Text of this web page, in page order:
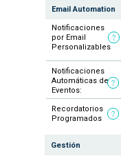
Notificaciones
por Email
Personalizables
Notificaciones
Automáticas de
Eventos:
Recordatorios
Programados
Email Automation
Gestión